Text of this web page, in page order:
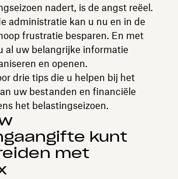
nadert, is de angst reëel.
administratie kan u nu en in de
frustratie besparen. En met
al uw belangrijke informatie
en openen.
drie tips die u helpen bij het
uw bestanden en financiële
het belastingseizoen.
kunt
met